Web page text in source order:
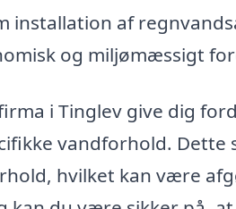
installation af
og miljømæssigt
i Tinglev give dig
vandforhold. Dette
hvilket kan være